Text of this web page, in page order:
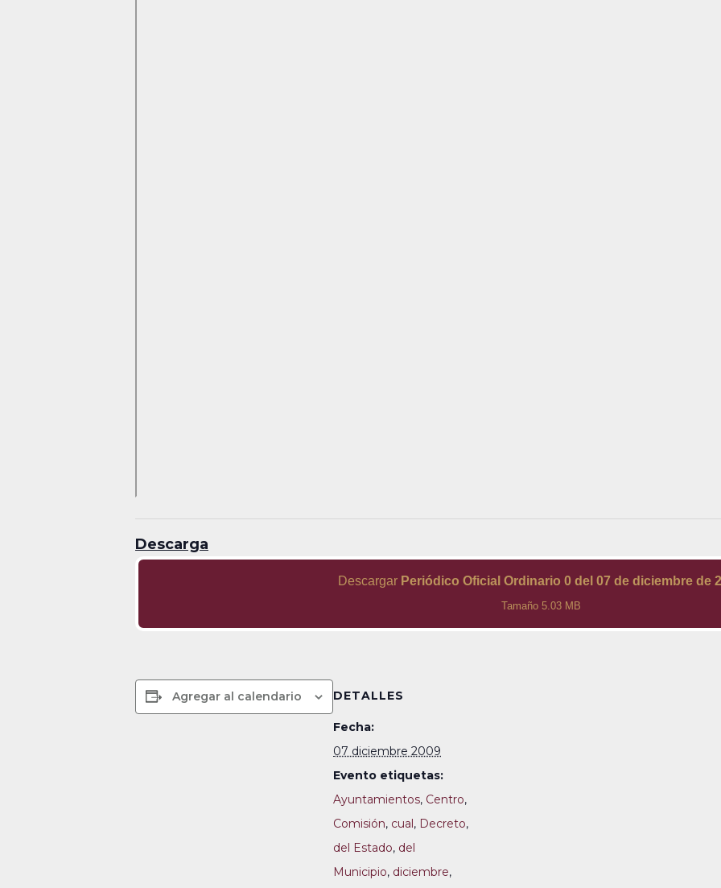
Descarga
Descargar Periódico Oficial Ordinario 0 del 07 de diciembre de
Tamaño 5.03 MB
Agregar al calendario DETALLES
Fecha:
07 diciembre 2009
Evento etiquetas:
Ayuntamientos, Centro,
Comisión, cual, Decreto,
del Estado, del
Municipio, diciembre,